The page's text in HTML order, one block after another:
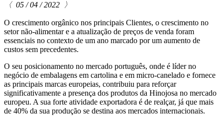
〈 05 / 04 / 2022 〉
O crescimento orgânico nos principais Clientes, o crescimento no
setor não-alimentar e a atualização de preços de venda foram
essenciais no contexto de um ano marcado por um aumento de
custos sem precedentes.
O seu posicionamento no mercado português, onde é líder no
negócio de embalagens em cartolina e em micro-canelado e fornece
as principais marcas europeias, contribuiu para reforçar
significativamente a presença dos produtos da Hinojosa no mercado
europeu. A sua forte atividade exportadora é de realçar, já que mais
de 40% da sua produção se destina aos mercados internacionais.